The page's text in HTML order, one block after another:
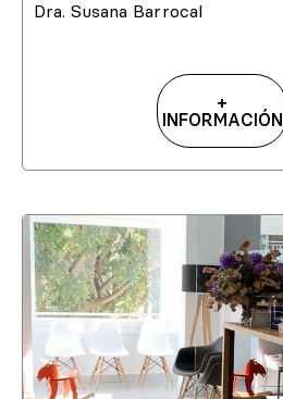
Dra. Susana Barrocal
+
INFORMACIÓN